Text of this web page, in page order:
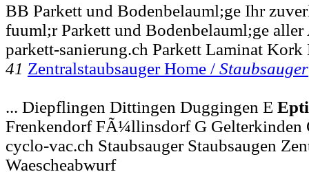
BB Parkett und Bodenbelauml;ge Ihr
fuuml;r Parkett und Bodenbelauml;ge
parkett-sanierung.ch Parkett Laminat
41 Zentralstaubsauger Home / Staubsauger
... Diepflingen Dittingen Duggingen E
Frenkendorf FÃ¼llinsdorf G Gelterkinden
cyclo-vac.ch Staubsauger Staubsaugen
Waescheabwurf